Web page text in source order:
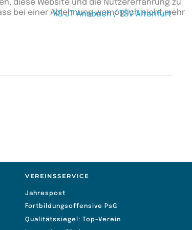
KG JT Ansbach / TSV Altenfurt
VEREINSSERVICE
Jahrespost
Fortbildungsoffensive PsG
Qualitätssiegel: Top-Verein
diese Website und die Nutzererfahrung zu
bei einer Ablehnung womöglich nicht mehr